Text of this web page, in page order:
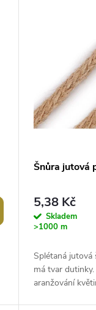
Šnůra jutová
5,38 Kč
Skladem
>1000 m
Splétaná jutová
má tvar
aranžování